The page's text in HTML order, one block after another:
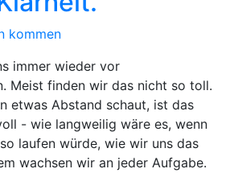
kommen
immer wieder vor
Meist finden wir das nicht so toll.
etwas Abstand schaut, ist das
- wie langweilig wäre es, wenn
laufen würde, wie wir uns das
wachsen wir an jeder Aufgabe.